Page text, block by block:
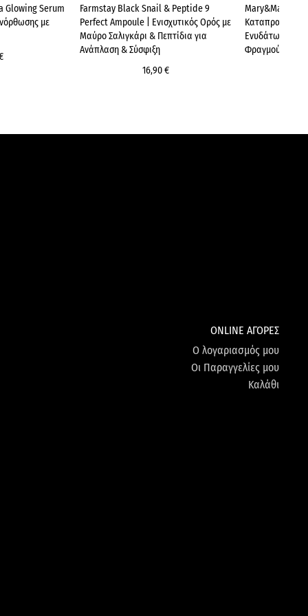
Glowing Serum
με
Farmstay Black Snail & Peptide 9
Perfect Ampoule | Ενισχυτικός Ορός με
Μαύρο Σαλιγκάρι & Πεπτίδια για
Ανάπλαση & Σύσφιξη
16,90 €
Mary&May
Ενυδάτωση &
Φραγμού
ONLINE ΑΓΟΡΕΣ
Ο λογαριασμός μου
Οι Παραγγελίες μου
Καλάθι